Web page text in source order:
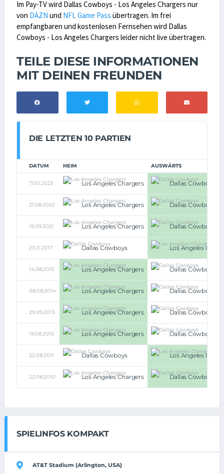
Im Pay-TV wird Dallas Cowboys - Los Angeles Chargers nur
von DAZN und NFL Game Pass übertragen. Im frei
empfangbaren und kostenlosen Fernsehen wird Dallas
Cowboys - Los Angeles Chargers leider nicht live übertragen.
TEILE DIESE INFORMATIONEN
MIT DEINEN FREUNDEN
DIE LETZTEN 10 PARTIEN
DATUM HEIM AUSWÄRTS
17.10.2023 Los Angeles Chargers Dallas Cowboys
21.08.2022 Los Angeles Chargers Dallas Cowboys
19.09.2021 Los Angeles Chargers Dallas Cowboys
23.11.2017 Dallas Cowboys Los Angeles
14.08.2015 Los Angeles Chargers Dallas Cowboys
08.08.2014 Los Angeles Chargers Dallas Cowboys
29.09.2013 Los Angeles Chargers Dallas Cowboys
19.08.2012 Los Angeles Chargers Dallas Cowboys
22.08.2011 Dallas Cowboys Los Angeles
22.08.2010 Los Angeles Chargers Dallas Cowboys
SPIELINFOS KOMPAKT
AT&T Stadium (Arlington, USA)